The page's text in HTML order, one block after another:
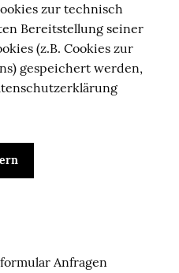
zur technisch
Bereitstellung seiner
(z.B. Cookies zur
gespeichert werden,
Anfragen